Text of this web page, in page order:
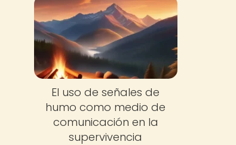
El uso de señales de
humo como medio de
comunicación en la
supervivencia